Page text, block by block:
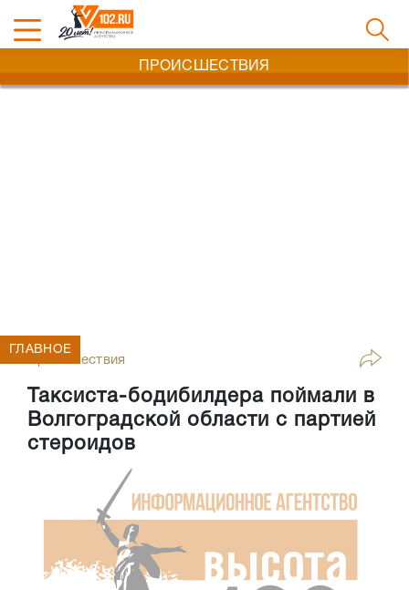
ПРОИСШЕСТВИЯ
Происшествия
Таксиста-бодибилдера поймали в
Волгоградской области с партией
стероидов
ГЛАВНОЕ